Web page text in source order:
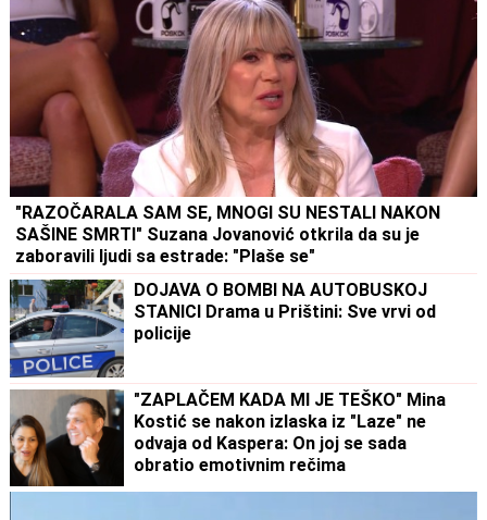
"RAZOČARALA SAM SE, MNOGI SU NESTALI NAKON
SAŠINE SMRTI" Suzana Jovanović otkrila da su je
zaboravili ljudi sa estrade: "Plaše se"
DOJAVA O BOMBI NA AUTOBUSKOJ
STANICI Drama u Prištini: Sve vrvi od
policije
"ZAPLAČEM KADA MI JE TEŠKO" Mina
Kostić se nakon izlaska iz "Laze" ne
odvaja od Kaspera: On joj se sada
obratio emotivnim rečima